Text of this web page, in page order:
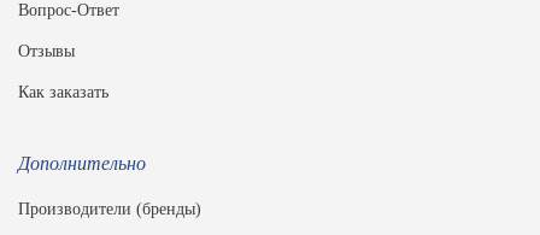
Вопрос-Ответ
Отзывы
Как заказать
Дополнительно
Производители (бренды)